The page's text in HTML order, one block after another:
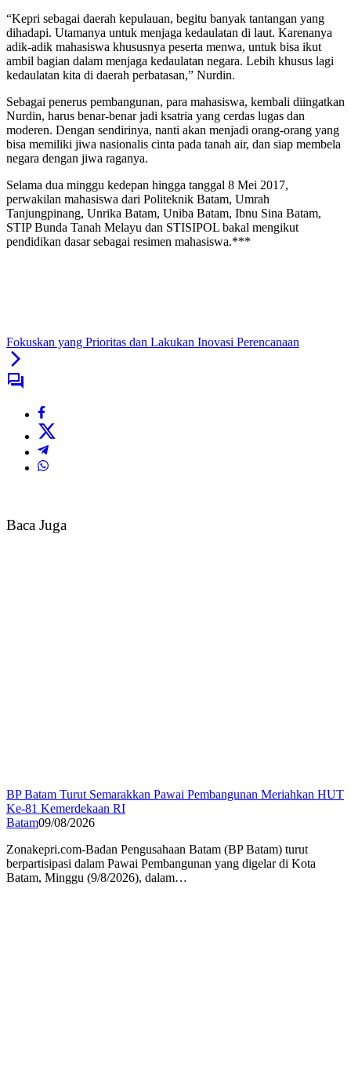
“Kepri sebagai daerah kepulauan, begitu banyak tantangan yang
dihadapi. Utamanya untuk menjaga kedaulatan di laut. Karenanya
adik-adik mahasiswa khususnya peserta menwa, untuk bisa ikut
ambil bagian dalam menjaga kedaulatan negara. Lebih khusus lagi
kedaulatan kita di daerah perbatasan,” Nurdin.
Sebagai penerus pembangunan, para mahasiswa, kembali diingatkan
Nurdin, harus benar-benar jadi ksatria yang cerdas lugas dan
moderen. Dengan sendirinya, nanti akan menjadi orang-orang yang
bisa memiliki jiwa nasionalis cinta pada tanah air, dan siap membela
negara dengan jiwa raganya.
Selama dua minggu kedepan hingga tanggal 8 Mei 2017,
perwakilan mahasiswa dari Politeknik Batam, Umrah
Tanjungpinang, Unrika Batam, Uniba Batam, Ibnu Sina Batam,
STIP Bunda Tanah Melayu dan STISIPOL bakal mengikut
pendidikan dasar sebagai resimen mahasiswa.***
Fokuskan yang Prioritas dan Lakukan Inovasi Perencanaan
Baca Juga
BP Batam Turut Semarakkan Pawai Pembangunan Meriahkan HUT
Ke-81 Kemerdekaan RI
Batam09/08/2026
Zonakepri.com-Badan Pengusahaan Batam (BP Batam) turut
berpartisipasi dalam Pawai Pembangunan yang digelar di Kota
Batam, Minggu (9/8/2026), dalam…